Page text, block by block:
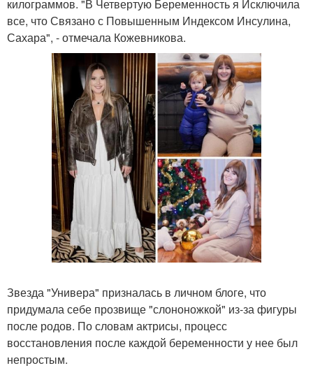
килограммов. "В Четвертую Беременность я Исключила
все, что Связано с Повышенным Индексом Инсулина,
Сахара", - отмечала Кожевникова.
Звезда "Универа" призналась в личном блоге, что
придумала себе прозвище "слононожкой" из-за фигуры
после родов. По словам актрисы, процесс
восстановления после каждой беременности у нее был
непростым.